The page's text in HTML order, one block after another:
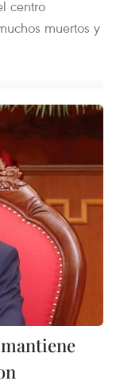
centro
muertos y